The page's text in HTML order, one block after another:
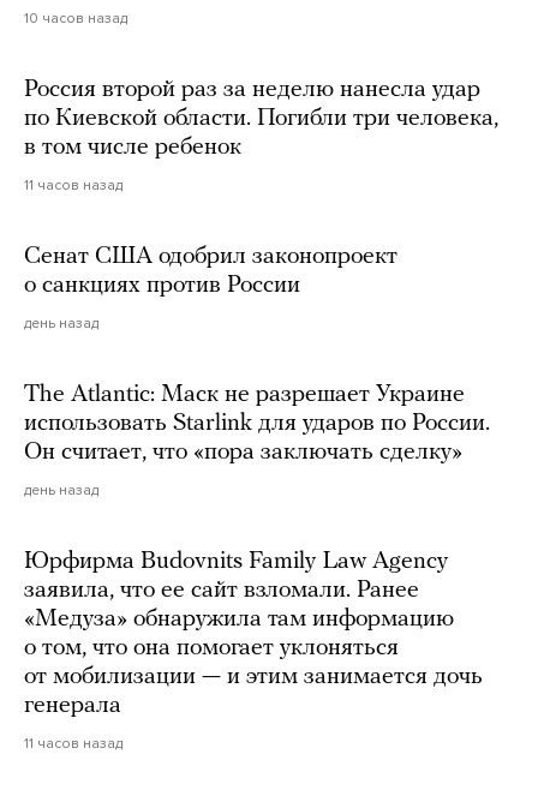
10 часов назад
Россия второй раз за неделю нанесла удар
по Киевской области. Погибли три человека,
в том числе ребенок
11 часов назад
Сенат США одобрил законопроект
о санкциях против России
день назад
The Atlantic: Маск не разрешает Украине
использовать Starlink для ударов по России.
Он считает, что «пора заключать сделку»
день назад
Юрфирма Budovnits Family Law Agency
заявила, что ее сайт взломали. Ранее
«Медуза» обнаружила там информацию
о том, что она помогает уклоняться
от мобилизации — и этим занимается дочь
генерала
11 часов назад